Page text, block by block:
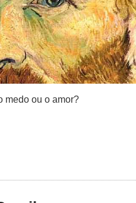
medo ou o amor?